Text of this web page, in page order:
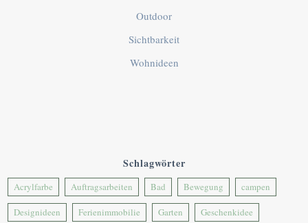
Outdoor
Sichtbarkeit
Wohnideen
Schlagwörter
Acrylfarbe Auftragsarbeiten Bad Bewegung campen
Designideen Ferienimmobilie Garten Geschenkidee